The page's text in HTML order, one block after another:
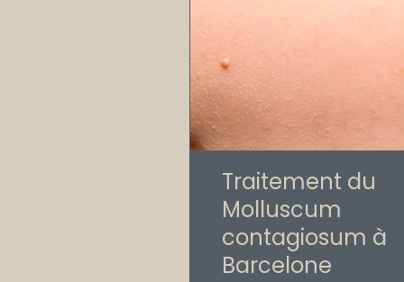
Traitement du
Molluscum
contagiosum à
Barcelone